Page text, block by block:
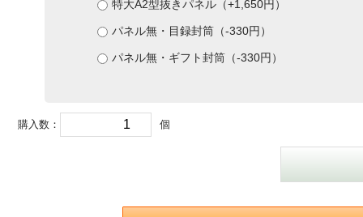
特大A2型抜きパネル（+1,650円）
パネル無・目録封筒（-330円）
パネル無・ギフト封筒（-330円）
購入数： 個